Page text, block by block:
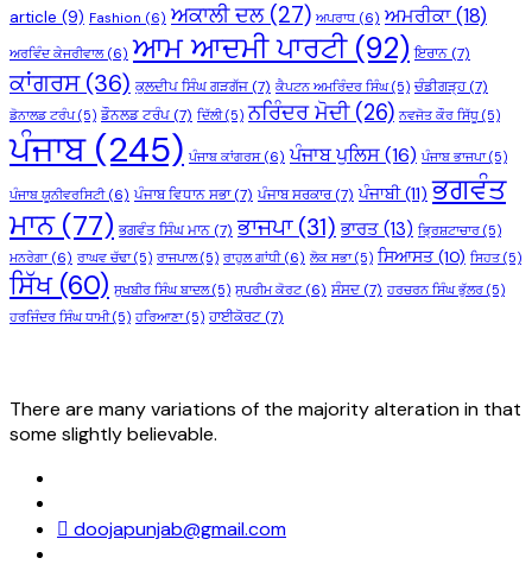
article (9) Fashion (6) ਅਕਾਲੀ ਦਲ(27) ਅਪਰਾਧ (6) ਅਮਰੀਕਾ(18)
ਅਰਵਿੰਦ ਕੇਜਰੀਵਾਲ(6) ਆਮ ਆਦਮੀ ਪਾਰਟੀ(92) ਇਰਾਨ (7)
ਕਾਂਗਰਸ(36) ਕੁਲਦੀਪ ਸਿੰਘ ਗੜਗੱਜ (7) ਕੈਪਟਨ ਅਮਰਿੰਦਰ ਸਿੰਘ(5) ਚੰਡੀਗੜ੍ਹ(7)
ਡੋਨਾਲਡ ਟਰੰਪ(5) ਡੌਨਲਡ ਟਰੰਪ (7) ਦਿੱਲੀ(5) ਨਰਿੰਦਰ ਮੋਦੀ(26) ਨਵਜੋਤ ਕੌਰ ਸਿੱਧੂ (5)
ਪੰਜਾਬ(245) ਪੰਜਾਬ ਕਾਂਗਰਸ(6) ਪੰਜਾਬ ਪੁਲਿਸ(16) ਪੰਜਾਬ ਭਾਜਪਾ(5)
ਪੰਜਾਬ ਯੂਨੀਵਰਸਿਟੀ(6) ਪੰਜਾਬ ਵਿਧਾਨ ਸਭਾ(7) ਪੰਜਾਬ ਸਰਕਾਰ(7) ਪੰਜਾਬੀ(11) ਭਗਵੰਤ
ਮਾਨ(77) ਭਗਵੰਤ ਸਿੰਘ ਮਾਨ (7) ਭਾਜਪਾ(31) ਭਾਰਤ (13) ਭ੍ਰਿਸ਼ਟਾਚਾਰ (5)
ਮਨਰੇਗਾ(6) ਰਾਘਵ ਚੱਢਾ(5) ਰਾਜਪਾਲ(5) ਰਾਹੁਲ ਗਾਂਧੀ(6) ਲੋਕ ਸਭਾ(5) ਸਿਆਸਤ(10) ਸਿਹਤ(5)
ਸਿੱਖ(60) ਸੁਖਬੀਰ ਸਿੰਘ ਬਾਦਲ(5) ਸੁਪਰੀਮ ਕੋਰਟ(6) ਸੰਸਦ (7) ਹਰਚਰਨ ਸਿੰਘ ਭੁੱਲਰ (5)
ਹਰਜਿੰਦਰ ਸਿੰਘ ਧਾਮੀ(5) ਹਰਿਆਣਾ(5) ਹਾਈਕੋਰਟ (7)
There are many variations of the majority alteration in that
some slightly believable.
doojapunjab@gmail.com